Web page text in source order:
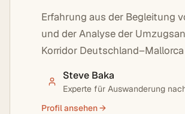
Erfahrung aus der Begleitung
und der Analyse der
Korridor Deutschland–Mallorca
Steve Baka
Experte für Auswanderung
Profil ansehen →